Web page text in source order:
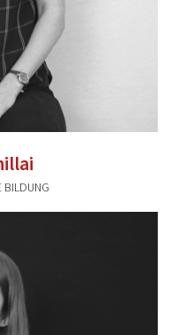
BILDUNG